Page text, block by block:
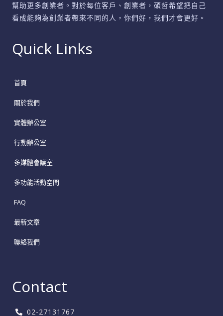
理
想
公
幫助更多創業者。對於每位客戶、創業者，碩哲希望把自己
看成能夠為創業者帶來不同的人，你們好，我們才會更好。
Quick Links
首頁
關於我們
實體辦公室
行動辦公室
多媒體會議室
多功能活動空間
FAQ
最新文章
聯絡我們
Contact
02-27131767